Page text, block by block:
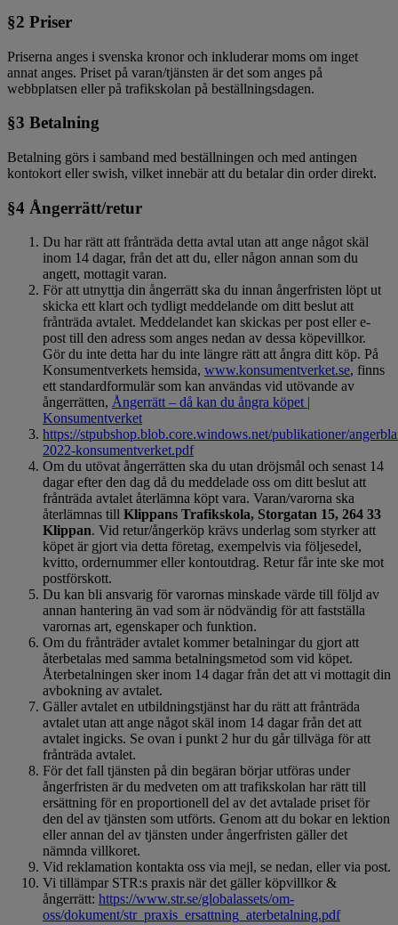
§2 Priser
Priserna anges i svenska kronor och inkluderar moms om inget
annat anges. Priset på varan/tjänsten är det som anges på
webbplatsen eller på trafikskolan på beställningsdagen.
§3 Betalning
Betalning görs i samband med beställningen och med antingen
kontokort eller swish, vilket innebär att du betalar din order direkt.
§4 Ångerrätt/retur
Du har rätt att frånträda detta avtal utan att ange något skäl
inom 14 dagar, från det att du, eller någon annan som du
angett, mottagit varan.
För att utnyttja din ångerrätt ska du innan ångerfristen löpt ut
skicka ett klart och tydligt meddelande om ditt beslut att
frånträda avtalet. Meddelandet kan skickas per post eller e-
post till den adress som anges nedan av dessa köpevillkor.
Gör du inte detta har du inte längre rätt att ångra ditt köp. På
Konsumentverkets hemsida, www.konsumentverket.se, finns
ett standardformulär som kan användas vid utövande av
ångerrätten, Ångerrätt – då kan du ångra köpet |
Konsumentverket
https://stpubshop.blob.core.windows.net/publikationer/
2022-konsumentverket.pdf
Om du utövat ångerrätten ska du utan dröjsmål och senast 14
dagar efter den dag då du meddelade oss om ditt beslut att
frånträda avtalet återlämna köpt vara. Varan/varorna ska
återlämnas till Klippans Trafikskola, Storgatan 15, 264 33
Klippan. Vid retur/ångerköp krävs underlag som styrker att
köpet är gjort via detta företag, exempelvis via följesedel,
kvitto, ordernummer eller kontoutdrag. Retur får inte ske mot
postförskott.
Du kan bli ansvarig för varornas minskade värde till följd av
annan hantering än vad som är nödvändig för att fastställa
varornas art, egenskaper och funktion.
Om du frånträder avtalet kommer betalningar du gjort att
återbetalas med samma betalningsmetod som vid köpet.
Återbetalningen sker inom 14 dagar från det att vi mottagit din
avbokning av avtalet.
Gäller avtalet en utbildningstjänst har du rätt att frånträda
avtalet utan att ange något skäl inom 14 dagar från det att
avtalet ingicks. Se ovan i punkt 2 hur du går tillväga för att
frånträda avtalet.
För det fall tjänsten på din begäran börjar utföras under
ångerfristen är du medveten om att trafikskolan har rätt till
ersättning för en proportionell del av det avtalade priset för
den del av tjänsten som utförts. Genom att du bokar en lektion
eller annan del av tjänsten under ångerfristen gäller det
nämnda villkoret.
Vid reklamation kontakta oss via mejl, se nedan, eller via post.
Vi tillämpar STR:s praxis när det gäller köpvillkor &
ångerrätt: https://www.str.se/globalassets/om-
oss/dokument/str_praxis_ersattning_aterbetalning.pdf